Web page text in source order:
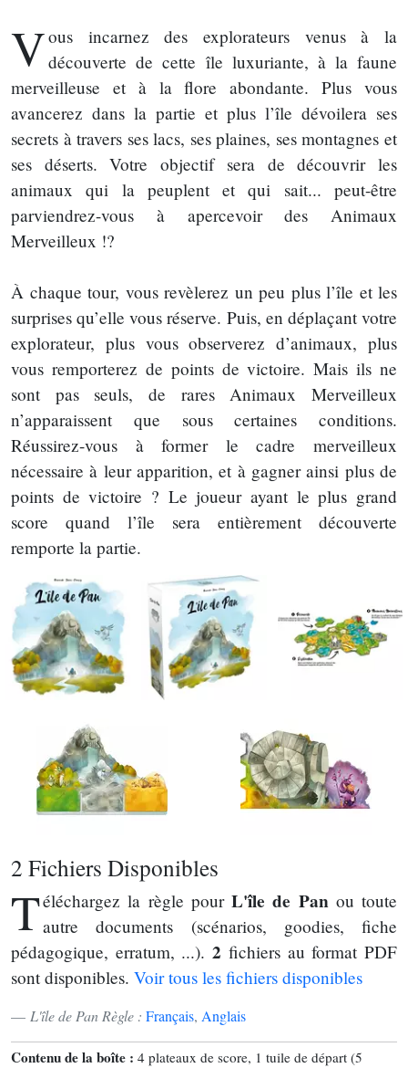
Vous incarnez des explorateurs venus à la
découverte de cette île luxuriante, à la faune
merveilleuse et à la flore abondante. Plus vous
avancerez dans la partie et plus l’île dévoilera ses
secrets à travers ses lacs, ses plaines, ses montagnes et
ses déserts. Votre objectif sera de découvrir les
animaux qui la peuplent et qui sait... peut-être
parviendrez-vous à apercevoir des Animaux
Merveilleux !?
À chaque tour, vous revèlerez un peu plus l’île et les
surprises qu’elle vous réserve. Puis, en déplaçant votre
explorateur, plus vous observerez d’animaux, plus
vous remporterez de points de victoire. Mais ils ne
sont pas seuls, de rares Animaux Merveilleux
n’apparaissent que sous certaines conditions.
Réussirez-vous à former le cadre merveilleux
nécessaire à leur apparition, et à gagner ainsi plus de
points de victoire ? Le joueur ayant le plus grand
score quand l’île sera entièrement découverte
remporte la partie.
2 Fichiers Disponibles
Téléchargez la règle pourL'île de Pan ou toute
autre documents (scénarios, goodies, fiche
pédagogique, erratum, ...).2 fichiers au format PDF
sont disponibles. Voir tous les fichiers disponibles
L'île de Pan Règle : Français, Anglais
Contenu de la boîte : 4 plateaux de score, 1 tuile de départ (5